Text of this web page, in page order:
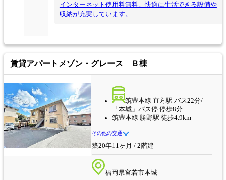
インターネット使用料無料。快適に生活できる設備や
収納が充実しています。
賃貸アパート メゾン・グレース Ｂ棟
筑豊本線 直方駅 バス22分/
「本城」バス停 停歩8分
筑豊本線 勝野駅 徒歩4.9km
その他の交通
築20年11ヶ月 / 2階建
福岡県宮若市本城